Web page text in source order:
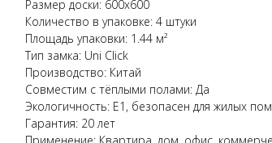
Размер доски: 600x600
Количество в упаковке: 4 штуки
Площадь упаковки: 1.44 м²
Тип замка: Uni Click
Производство: Китай
Совместим с тёплыми полами: Да
Экологичность: E1, безопасен для жилых
Гарантия: 20 лет
Применение: Квартира, дом, офис,